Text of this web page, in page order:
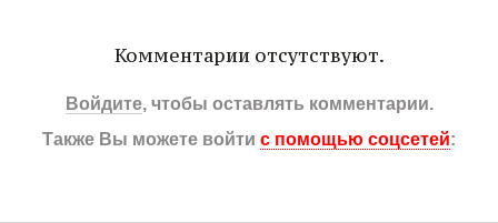
Комментарии отсутствуют.
Войдите, чтобы оставлять комментарии.
Также Вы можете войти с помощью соцсетей: